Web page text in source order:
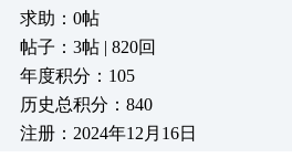
求助：0帖
帖子：3帖 | 820回
年度积分：105
历史总积分：840
注册：2024年12月16日